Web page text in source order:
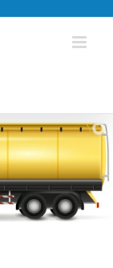
المحتوى